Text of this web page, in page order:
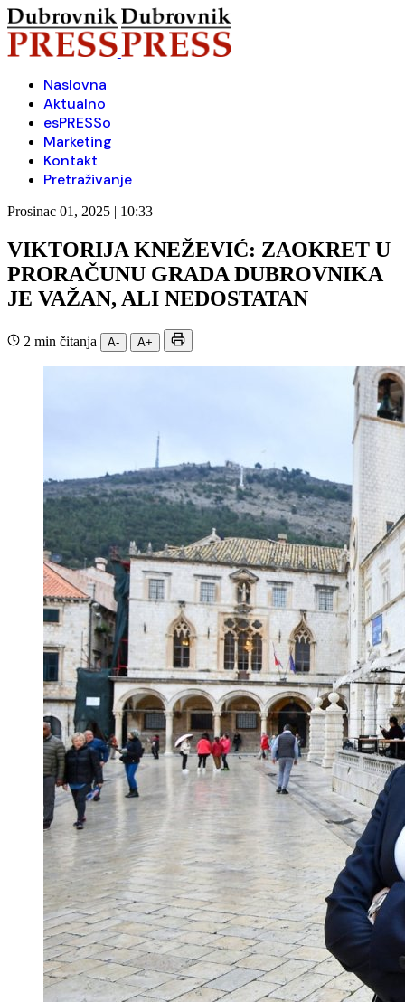
Naslovna
Aktualno
esPRESSo
Marketing
Kontakt
Pretraživanje
Prosinac 01, 2025 | 10:33
VIKTORIJA KNEŽEVIĆ: ZAOKRET U
PRORAČUNU GRADA DUBROVNIKA
JE VAŽAN, ALI NEDOSTATAN
2 min čitanja A- A+